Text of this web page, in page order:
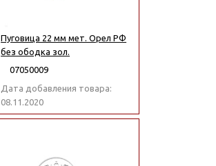
Пуговица 22 мм мет. Орел РФ
без ободка зол.
07050009
Дата добавления товара:
08.11.2020